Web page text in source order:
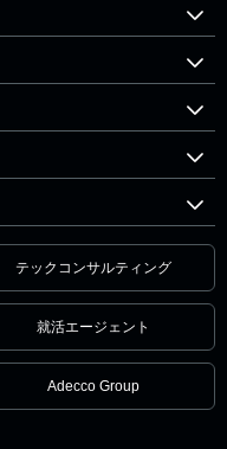
テックコンサルティング
就活エージェント
Adecco Group